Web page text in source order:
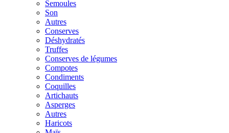
Semoules
Son
Autres
Conserves
Déshydratés
Truffes
Conserves de légumes
Compotes
Condiments
Coquilles
Artichauts
Asperges
Autres
Haricots